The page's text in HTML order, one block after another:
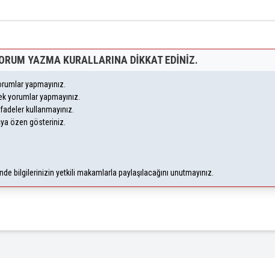
YAZMA KURALLARINA DIKKAT EDINIZ.
yapmayınız.
yorumlar yapmayınız.
kullanmayınız.
özen gösteriniz.
bilgilerinizin yetkili makamlarla paylaşılacağını unutmayınız.